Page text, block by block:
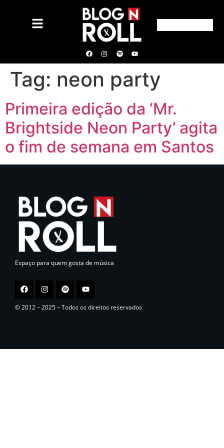
Tag: neon party
Primeira edição da ‘Mr.
Brightside Neon Party’ agita
o fim de semana em Santos
Espaço para quem gosta de música
© 2012 – 2025 – Todos os direitos reservados